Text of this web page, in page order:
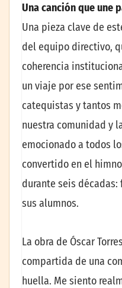
Una canción que une
Una pieza clave de
del equipo directivo,
coherencia
un viaje por ese
catequistas y tantos
nuestra comunidad y
emocionado a todos
convertido en el
durante seis
sus alumnos.
La obra de Óscar
compartida de una
huella. Me siento